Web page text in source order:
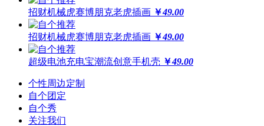
招财机械虎赛博朋克老虎插画 ￥49.00
招财机械虎赛博朋克老虎插画 ￥49.00
超级电池充电宝潮流创意手机壳 ￥49.00
个性周边定制
自个团定
自个秀
关注我们